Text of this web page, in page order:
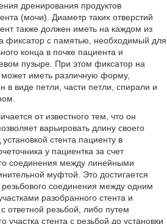
дренирования продуктов
(мочи). Диаметр таких отверстий
также должен иметь на каждом из
фиксатор с памятью, необходимый для
конца в почке пациента и
пузыре. При этом фиксатор на
может иметь различную форму,
в виде петли, части петли, спирали и
от известного тем, что он
варьировать длину своего
стента пациенту в
у пациентка за счет
соединения между линейными
муфтой. Это достигается
соединения между одним
разобранного стента и
ответной резьбой, либо путем
участка стента с резьбой до установки